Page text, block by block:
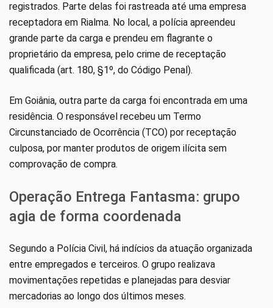
registrados. Parte delas foi rastreada até uma empresa
receptadora em Rialma. No local, a polícia apreendeu
grande parte da carga e prendeu em flagrante o
proprietário da empresa, pelo crime de receptação
qualificada (art. 180, §1º, do Código Penal).
Em Goiânia, outra parte da carga foi encontrada em uma
residência. O responsável recebeu um Termo
Circunstanciado de Ocorrência (TCO) por receptação
culposa, por manter produtos de origem ilícita sem
comprovação de compra.
Operação Entrega Fantasma: grupo
agia de forma coordenada
Segundo a Polícia Civil, há indícios da atuação organizada
entre empregados e terceiros. O grupo realizava
movimentações repetidas e planejadas para desviar
mercadorias ao longo dos últimos meses.